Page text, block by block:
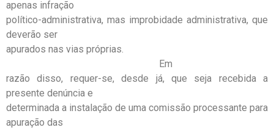
apenas infração
político-administrativa, mas improbidade administrativa, que
deverão ser
apurados nas vias próprias.
Em
razão disso, requer-se, desde já, que seja recebida a
presente denúncia e
determinada a instalação de uma comissão processante para
apuração das